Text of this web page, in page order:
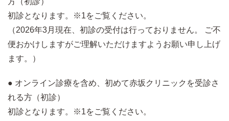
初診となります。※1をご覧ください。
（2026年3月現在、初診の受付は行っておりません。 ご不
便おかけしますがご理解いただけますようお願い申し上げ
ます。）
● オンライン診療を含め、初めて赤坂クリニックを受診さ
れる方（初診）
初診となります。※1をご覧ください。